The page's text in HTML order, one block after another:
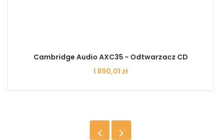
Cambridge Audio AXC35 - Odtwarzacz CD
Cena
1 890,01 zł